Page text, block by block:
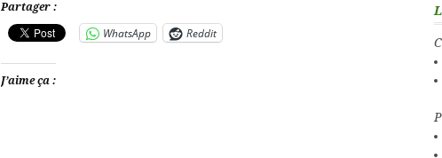
Partager :
WhatsApp Reddit
J’aime ça :